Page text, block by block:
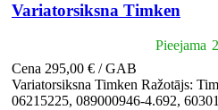
Variatorsiksna Timken
Pieejama 2
Cena 295,00 € / GAB
Variatorsiksna Timken Ražotājs:
06215225, 089000946-4.692,